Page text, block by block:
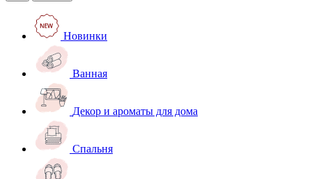
Новинки
Ванная
Декор и ароматы для дома
Спальня